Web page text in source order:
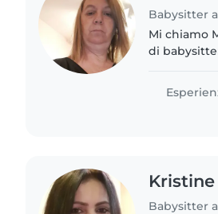
Babysitter
Mi chiamo
di
molto brava..
Kristine
Babysitter